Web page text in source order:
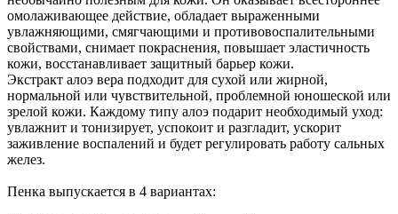
омолаживающее действие, обладает выраженными
увлажняющими, смягчающими и противовоспалительными
свойствами, снимает покраснения, повышает эластичность
кожи, восстанавливает защитный барьер кожи.
Экстракт алоэ вера подходит для сухой или жирной,
нормальной или чувствительной, проблемной юношеской или
зрелой кожи. Каждому типу алоэ подарит необходимый уход:
увлажнит и тонизирует, успокоит и разгладит, ускорит
заживление воспалений и будет регулировать работу сальных
желез.
Пенка выпускается в 4 вариантах: